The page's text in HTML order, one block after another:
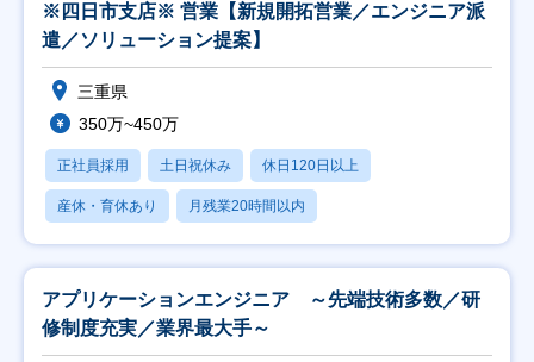
※四日市支店※ 営業【新規開拓営業／エンジニア派
遣／ソリューション提案】
三重県
350万~450万
正社員採用 土日祝休み 休日120日以上
産休・育休あり 月残業20時間以内
アプリケーションエンジニア ～先端技術多数／研
修制度充実／業界最大手～